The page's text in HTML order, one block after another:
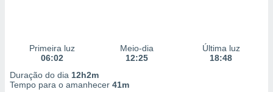
Primeira luz
06:02
Meio-dia
12:25
Última luz
18:48
Duração do dia 12h2m
Tempo para o amanhecer 41m